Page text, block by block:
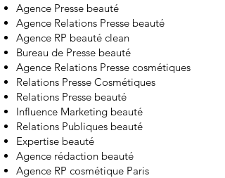
Agence Presse beauté
Agence Relations Presse beauté
Agence RP beauté clean
Bureau de Presse beauté
Agence Relations Presse cosmétiques
Relations Presse Cosmétiques
Relations Presse beauté
Influence Marketing beauté
Relations Publiques beauté
Expertise beauté
Agence rédaction beauté
Agence RP cosmétique Paris